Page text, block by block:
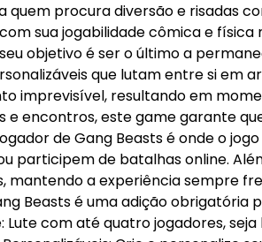
procura diversão e risadas
sua jogabilidade cômica e
objetivo é ser o último a
que lutam entre si em
imprevisível, resultando em
encontros, este game garante
de Gang Beasts é onde o
participem de batalhas online.
mantendo a experiência sempre
Beasts é uma adição obrigatória
com até quatro jogadores,